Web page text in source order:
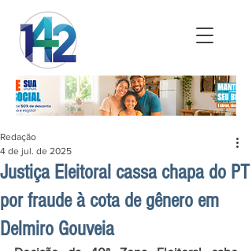
Justiça Eleitoral cassa chapa do PT
por fraude à cota de gênero em
Delmiro Gouveia
Redação
4 de jul. de 2025